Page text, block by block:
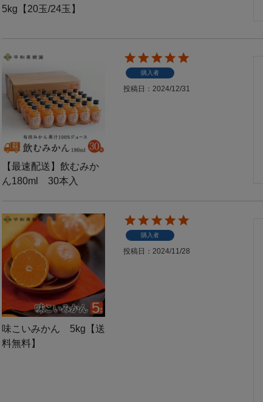
5kg【20玉/24玉】
【最速配送】飲むみか
ん180ml 30本入
購入者
投稿日 2024/12/31
味こいみかん 5kg【送
料無料】
購入者
投稿日 2024/11/28